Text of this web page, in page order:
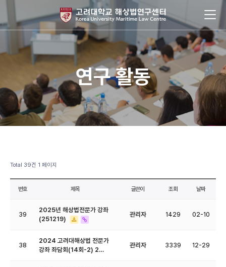
연구 활동
Total 39건 1 페이지
번호 제목 글쓴이 조회 날짜
39
2025년 해상법전문가 강좌
(251219)
관리자 1429 02-10
38
2024 고려대해상법 전문가
강좌 좌담회(14회-2) 2…
관리자 3339 12-29